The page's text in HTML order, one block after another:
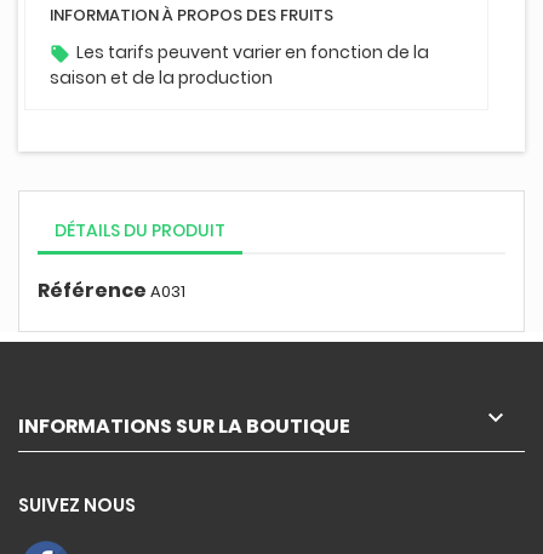
INFORMATION À PROPOS DES FRUITS
local_offer Les tarifs peuvent varier en fonction de la
saison et de la production
DÉTAILS DU PRODUIT
Référence A031
INFORMATIONS SUR LA BOUTIQUE 
SUIVEZ NOUS